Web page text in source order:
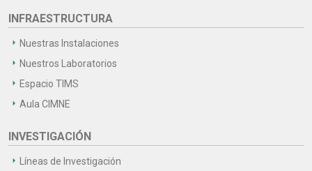
INFRAESTRUCTURA
Nuestras Instalaciones
Nuestros Laboratorios
Espacio TIMS
Aula CIMNE
INVESTIGACIÓN
Líneas de Investigación